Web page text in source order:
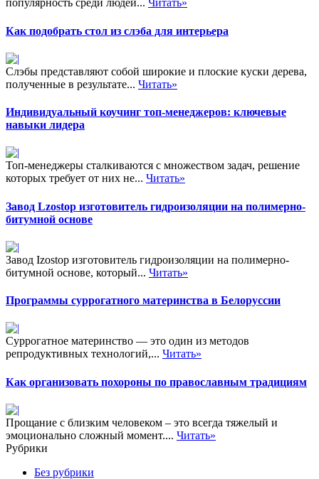
популярность среди людей... Читать»
Как подобрать стол из слэба для интерьера
Слэбы представляют собой широкие и плоские куски дерева,
полученные в результате... Читать»
Индивидуальный коучинг топ-менеджеров: ключевые
навыки лидера
Топ-менеджеры сталкиваются с множеством задач, решение
которых требует от них не... Читать»
Завод Lzostop изготовитель гидроизоляции на полимерно-
битумной основе
Завод Izostop изготовитель гидроизоляции на полимерно-
битумной основе, который... Читать»
Программы суррогатного материнства в Белорусcии
Суррогатное материнство — это один из методов
репродуктивных технологий,... Читать»
Как организовать похороны по православным традициям
Прощание с близким человеком – это всегда тяжелый и
эмоционально сложный момент.... Читать»
Рубрики
Без рубрики